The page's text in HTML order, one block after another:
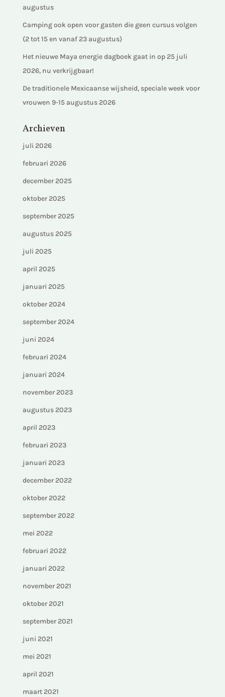
augustus
Camping ook open voor gasten die geen cursus volgen
(2 tot 15 en vanaf 23 augustus)
Het nieuwe Maya energie dagboek gaat in op 25 juli
2026, nu verkrijgbaar!
De traditionele Mexicaanse wijsheid, speciale week voor
vrouwen 9-15 augustus 2026
Archieven
juli 2026
februari 2026
december 2025
oktober 2025
september 2025
augustus 2025
juli 2025
april 2025
januari 2025
oktober 2024
september 2024
juni 2024
februari 2024
januari 2024
november 2023
augustus 2023
april 2023
februari 2023
januari 2023
december 2022
oktober 2022
september 2022
mei 2022
februari 2022
januari 2022
november 2021
oktober 2021
september 2021
juni 2021
mei 2021
april 2021
maart 2021